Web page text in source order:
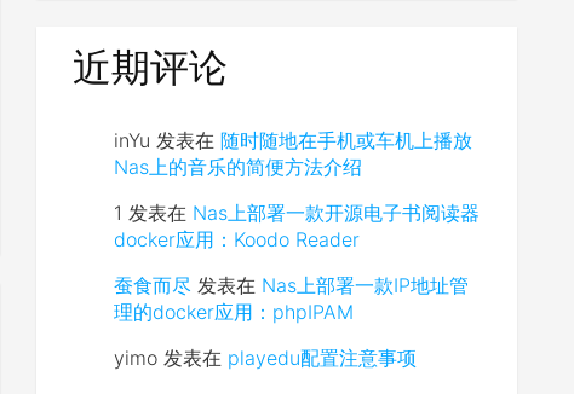
近期评论
inYu 发表在随时随地在手机或车机上播放
Nas上的音乐的简便方法介绍
1 发表在 Nas上部署一款开源电子书阅读器
docker应用：Koodo Reader
蚕食而尽 发表在 Nas上部署一款IP地址管
理的docker应用：phpIPAM
yimo 发表在 playedu配置注意事项